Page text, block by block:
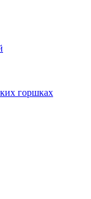
горшках